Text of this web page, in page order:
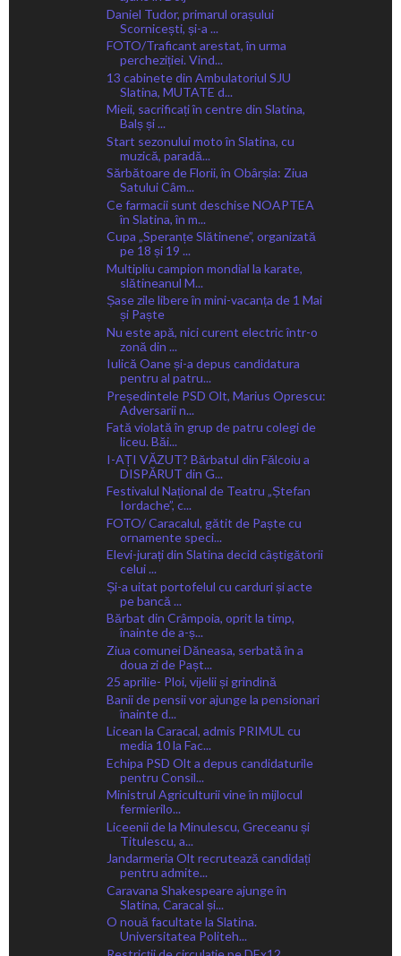
Daniel Tudor, primarul orașului
Scornicești, și-a ...
FOTO/Traficant arestat, în urma
percheziției. Vind...
13 cabinete din Ambulatoriul SJU
Slatina, MUTATE d...
Mieii, sacrificați în centre din Slatina,
Balș și ...
Start sezonului moto în Slatina, cu
muzică, paradă...
Sărbătoare de Florii, în Obârșia: Ziua
Satului Câm...
Ce farmacii sunt deschise NOAPTEA
în Slatina, în m...
Cupa „Speranțe Slătinene”, organizată
pe 18 și 19 ...
Multipliu campion mondial la karate,
slătineanul M...
Șase zile libere în mini-vacanța de 1 Mai
și Paște
Nu este apă, nici curent electric într-o
zonă din ...
Iulică Oane și-a depus candidatura
pentru al patru...
Președintele PSD Olt, Marius Oprescu:
Adversarii n...
Fată violată în grup de patru colegi de
liceu. Băi...
I-AȚI VĂZUT? Bărbatul din Fălcoiu a
DISPĂRUT din G...
Festivalul Național de Teatru „Ștefan
Iordache”, c...
FOTO/ Caracalul, gătit de Paște cu
ornamente speci...
Elevi-jurați din Slatina decid câștigătorii
celui ...
Și-a uitat portofelul cu carduri și acte
pe bancă ...
Bărbat din Crâmpoia, oprit la timp,
înainte de a-ș...
Ziua comunei Dăneasa, serbată în a
doua zi de Pașt...
25 aprilie- Ploi, vijelii și grindină
Banii de pensii vor ajunge la pensionari
înainte d...
Licean la Caracal, admis PRIMUL cu
media 10 la Fac...
Echipa PSD Olt a depus candidaturile
pentru Consil...
Ministrul Agriculturii vine în mijlocul
fermierilo...
Liceenii de la Minulescu, Greceanu și
Titulescu, a...
Jandarmeria Olt recrutează candidați
pentru admite...
Caravana Shakespeare ajunge în
Slatina, Caracal și...
O nouă facultate la Slatina.
Universitatea Politeh...